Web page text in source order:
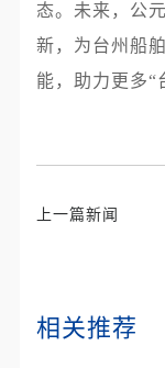
态。未来，公
新，为台州船
能，助力更多“
上一篇新闻
相关推荐